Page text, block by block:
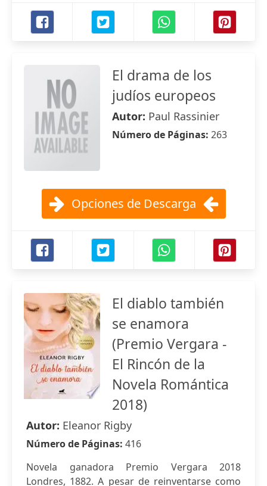
El drama de los
judíos europeos
Autor: Paul Rassinier
Número de Páginas: 263
Opciones de Descarga
El diablo también
se enamora
(Premio Vergara -
El Rincón de la
Novela Romántica
2018)
Autor: Eleanor Rigby
Número de Páginas: 416
Novela ganadora Premio Vergara 2018
Londres, 1882. A pesar de reinventarse como